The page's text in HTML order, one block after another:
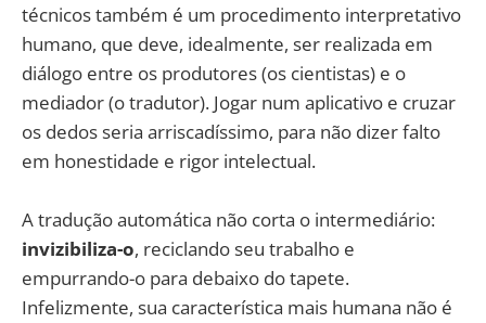
técnicos também é um procedimento interpretativo
humano, que deve, idealmente, ser realizada em
diálogo entre os produtores (os cientistas) e o
mediador (o tradutor). Jogar num aplicativo e cruzar
os dedos seria arriscadíssimo, para não dizer falto
em honestidade e rigor intelectual.
A tradução automática não corta o intermediário:
invizibiliza-o, reciclando seu trabalho e
empurrando-o para debaixo do tapete.
Infelizmente, sua característica mais humana não é